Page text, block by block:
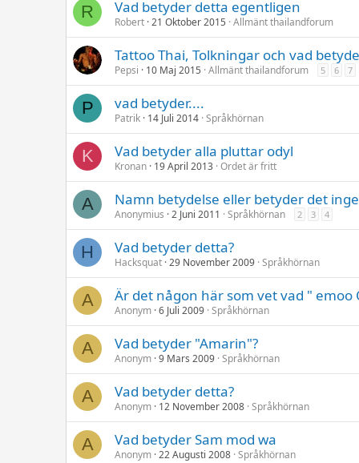
R Vad betyder detta egentligen
Robert 21 Oktober 2015 Allmänt thailandforum
Tattoo Thai, Tolkningar och vad
Pepsi 10 Maj 2015 Allmänt thailandforum 5 6 7
P vad betyder....
Patrik 14 Juli 2014 Språkhörnan
K Vad betyder alla pluttar odyl
Kronan 19 April 2013 Ordet är fritt
A Namn betydelse eller betyder det
Anonymius 2 Juni 2011 Språkhörnan 2 3 4
H Vad betyder detta?
Hacksquat 29 November 2009 Språkhörnan
A Är det någon här som vet vad " emoo
Anonym 6 Juli 2009 Språkhörnan
A Vad betyder "Amarin"?
Anonym 9 Mars 2009 Språkhörnan
A Vad betyder detta?
Anonym 12 November 2008 Språkhörnan
A Vad betyder Sam mod wa
Anonym 22 Augusti 2008 Språkhörnan